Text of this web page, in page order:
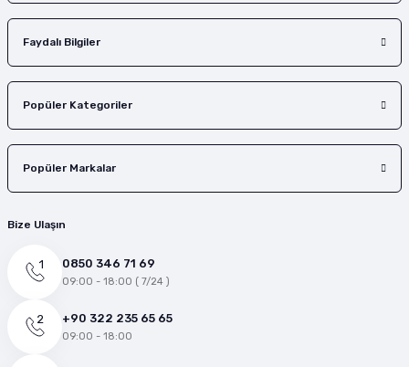
Faydalı Bilgiler
Popüler Kategoriler
Popüler Markalar
Bize Ulaşın
0850 346 71 69
09:00 - 18:00 ( 7/24 )
+90 322 235 65 65
09:00 - 18:00